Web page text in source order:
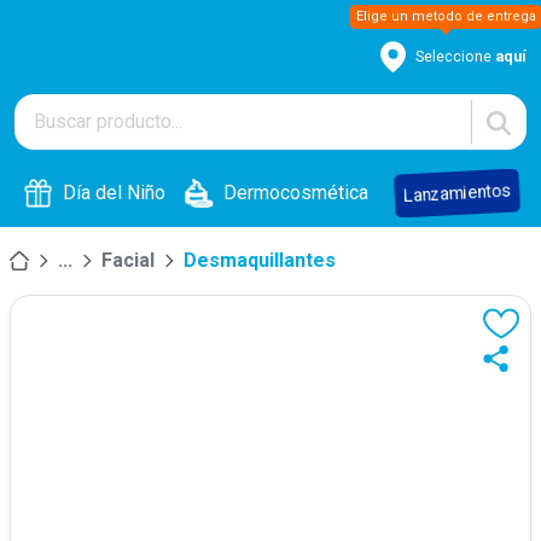
Seleccione aquí
Día del Niño Dermocosmética Lanzamientos
... Facial Desmaquillantes